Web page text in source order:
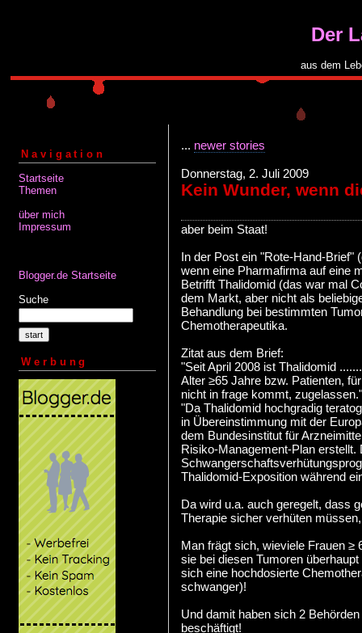
Der
aus dem
Navigation
Startseite
Themen
über mich
Impressum
Blogger.de Startseite
Suche
Werbung
... newer stories
Donnerstag, 2. Juli 2009
Kein Wunder, wenn
aber beim Staat!
In der Post ein "Rote-Hand-Brief"
wenn eine Pharmafirma auf eine
Betrifft Thalidomid (das war mal
dem Markt, aber nicht als
Behandlung bei bestimmten
Chemotherapeutika.
Zitat aus dem Brief:
"Seit April 2008 ist Thalidomid
Alter ≥65 Jahre bzw. Patienten,
nicht in frage kommt, zugelassen."
"Da Thalidomid hochgradig
in Übereinstimmung mit der
dem Bundesinstitut für
Risiko-Management-Plan erstellt.
Thalidomid-Exposition während
Da wird u.a. auch geregelt, dass
Therapie sicher verhüten
Man frägt sich, wieviele Frauen ≥
sie bei diesen Tumoren
sich eine hochdosierte
schwanger)!
Und damit haben sich 2
beschäftigt!